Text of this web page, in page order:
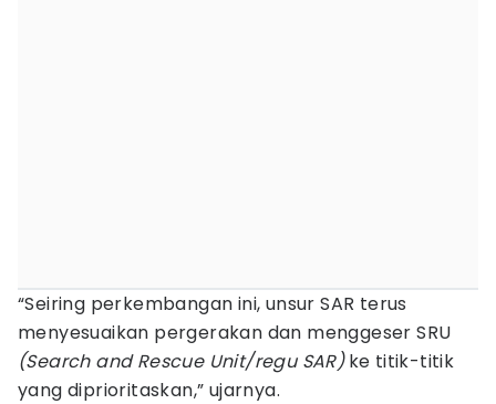
“Seiring perkembangan ini, unsur SAR terus
menyesuaikan pergerakan dan menggeser SRU
(Search and Rescue Unit/regu SAR) ke titik-titik
yang diprioritaskan,” ujarnya.